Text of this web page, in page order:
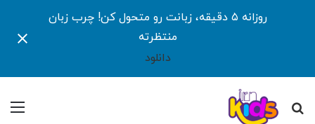
روزانه ۵ دقیقه، زبانت رو متحول کن! چرب زبان
منتظرته
دانلود
جستجو